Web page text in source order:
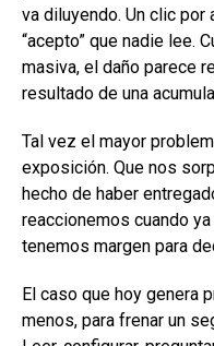
va diluyendo. Un clic por
“acepto” que nadie lee.
masiva, el daño parece
resultado de una
Tal vez el mayor
exposición. Que nos
hecho de haber
reaccionemos cuando
tenemos margen para
El caso que hoy genera
menos, para frenar un